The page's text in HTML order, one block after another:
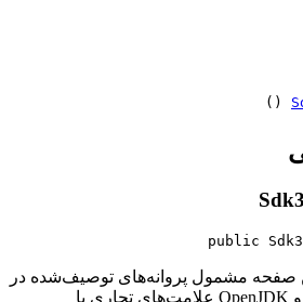
مشمول پروانه‌های توصیف‌شده در
هستند. جاوا و OpenJDK علامت‌های تجاری یا